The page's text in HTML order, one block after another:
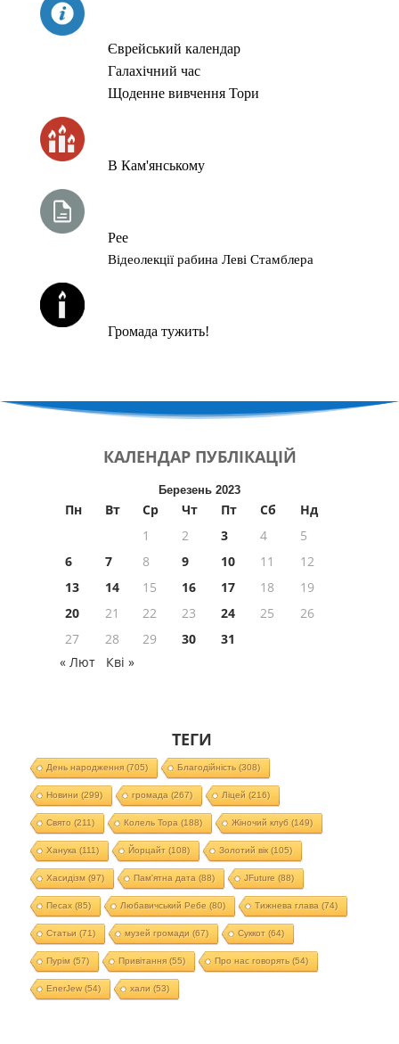
Єврейський календар
Галахічний час
Щоденне вивчення Тори
В Кам'янському
Рее
Відеолекції рабина Леві Стамблера
Громада тужить!
КАЛЕНДАР ПУБЛІКАЦІЙ
Березень 2023
Пн Вт Ср Чт Пт Сб
Нд
1
2 3 4
5
6
7 8 9 10 11
12
13
14 15 16 17 18
19
20
21 22 23 24 25
26
27
28 29 30
31
« Лют
Кві »
ТЕГИ
День народження(705) Благодійність(308)
Новини (299) громада (267) Ліцей (216)
Свято (211) Колель Тора (188) Жіночий клуб (149)
Ханука (111) Йорцайт (108) Золотий вік(105)
Хасидізм (97) Пам'ятна дата (88) JFuture (88)
Песах(85) Любавичський Ребе (80) Тижнева глава (74)
Статьи (71) музей громади (67) Суккот (64)
Пурім (57) Привітання(55) Про нас говорять(54)
EnerJew(54) хали (53)